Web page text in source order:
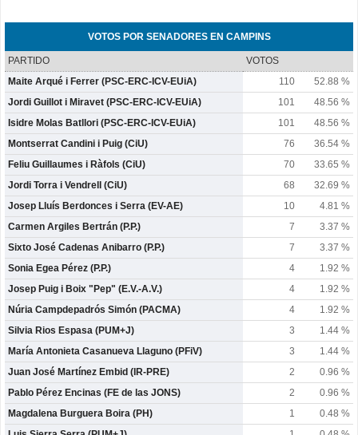
VOTOS POR SENADORES EN CAMPINS
PARTIDO
VOTOS
Maite Arqué i Ferrer (PSC-ERC-ICV-EUiA)
110
52.88 %
Jordi Guillot i Miravet (PSC-ERC-ICV-EUiA)
101
48.56 %
Isidre Molas Batllori (PSC-ERC-ICV-EUiA)
101
48.56 %
Montserrat Candini i Puig (CiU)
76
36.54 %
Feliu Guillaumes i Ràfols (CiU)
70
33.65 %
Jordi Torra i Vendrell (CiU)
68
32.69 %
Josep Lluís Berdonces i Serra (EV-AE)
10
4.81 %
Carmen Argiles Bertrán (P.P.)
7
3.37 %
Sixto José Cadenas Anibarro (P.P.)
7
3.37 %
Sonia Egea Pérez (P.P.)
4
1.92 %
Josep Puig i Boix "Pep" (E.V.-A.V.)
4
1.92 %
Núria Campdepadrós Simón (PACMA)
4
1.92 %
Silvia Rios Espasa (PUM+J)
3
1.44 %
María Antonieta Casanueva Llaguno (PFiV)
3
1.44 %
Juan José Martínez Embid (IR-PRE)
2
0.96 %
Pablo Pérez Encinas (FE de las JONS)
2
0.96 %
Magdalena Burguera Boira (PH)
1
0.48 %